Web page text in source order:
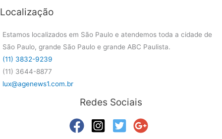
Localização
Estamos localizados em São Paulo e atendemos toda a cidade de
São Paulo, grande São Paulo e grande ABC Paulista.
(11) 3832-9239
(11) 3644-8877
lux@agenews1.com.br
Redes Sociais